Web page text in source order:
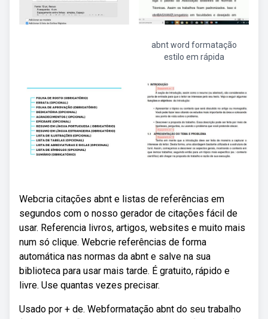
abnt word formatação
estilo em rápida
Webcria citações abnt e listas de referências em
segundos com o nosso gerador de citações fácil de
usar. Referencia livros, artigos, websites e muito mais
num só clique. Webcrie referências de forma
automática nas normas da abnt e salve na sua
biblioteca para usar mais tarde. É gratuito, rápido e
livre. Use quantas vezes precisar.
Usado por + de. Webformatação abnt do seu trabalho